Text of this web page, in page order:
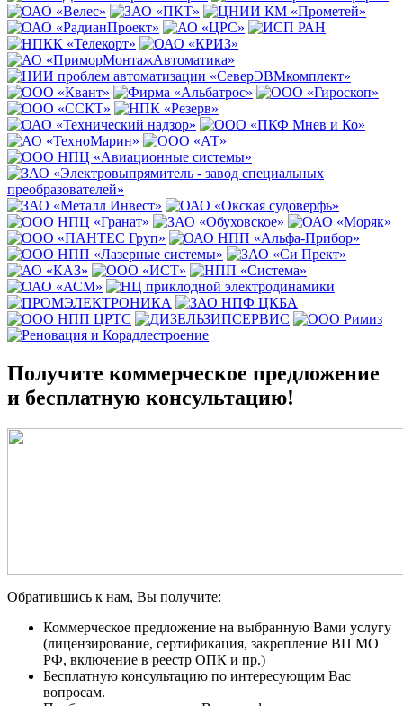
Получите коммерческое предложение
и бесплатную консультацию!
Обратившись к нам, Вы получите:
Коммерческое предложение на выбранную Вами услугу
(лицензирование, сертификация, закрепление ВП МО
РФ, включение в реестр ОПК и пр.)
Бесплатную консультацию по интересующим Вас
вопросам.